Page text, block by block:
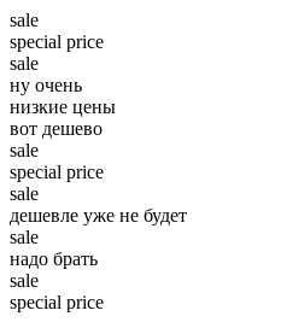
sale
special price
sale
ну очень
низкие цены
вот дешево
sale
special price
sale
дешевле уже не будет
sale
надо брать
sale
special price